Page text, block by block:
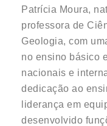
Patrícia Moura,
professora de
Geologia, com
no ensino básico
nacionais e
dedicação ao
liderança em
desenvolvido